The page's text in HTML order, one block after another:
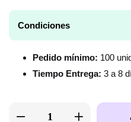
Condiciones
Pedido mínimo: 100
Tiempo Entrega: 3 a 8